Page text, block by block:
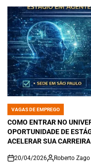
POSTED
IN
VAGAS DE EMPREGO
COMO ENTRAR NO
OPORTUNIDADE DE
ACELERAR SUA
20/04/2026 Roberto